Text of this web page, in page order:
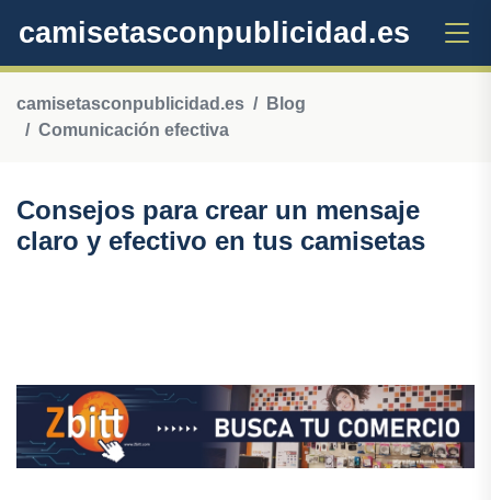
camisetasconpublicidad.es
camisetasconpublicidad.es
Blog
Comunicación efectiva
Consejos para crear un mensaje
claro y efectivo en tus camisetas